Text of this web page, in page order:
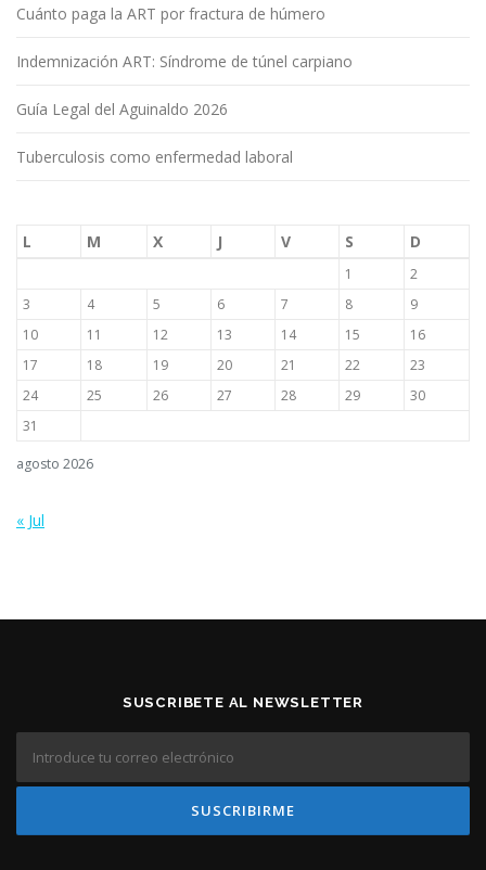
Cuánto paga la ART por fractura de húmero
Indemnización ART: Síndrome de túnel carpiano
Guía Legal del Aguinaldo 2026
Tuberculosis como enfermedad laboral
agosto 2026
L M X J V S D
1
2
3
4 5 6 7 8
9
10
11 12 13 14 15
16
17
18 19 20 21 22
23
24
25 26 27 28 29
30
31
« Jul
SUSCRIBETE AL NEWSLETTER